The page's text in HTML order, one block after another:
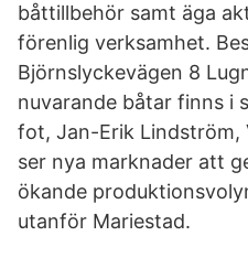
båttillbehör samt äga
förenlig verksamhet.
Björnslyckevägen 8
nuvarande båtar finns i
fot, Jan-Erik Lindström,
ser nya marknader att
ökande
utanför Mariestad.